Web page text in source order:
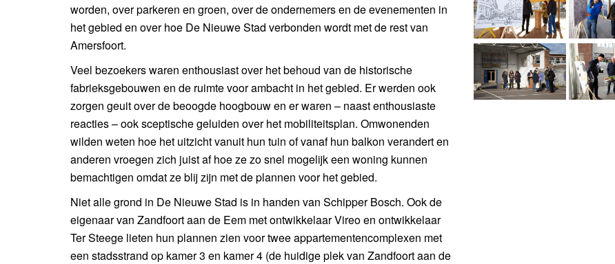
worden, over parkeren en groen, over de ondernemers en de evenementen in
het gebied en over hoe De Nieuwe Stad verbonden wordt met de rest van
Amersfoort.
Veel bezoekers waren enthousiast over het behoud van de historische
fabrieksgebouwen en de ruimte voor ambacht in het gebied. Er werden ook
zorgen geuit over de beoogde hoogbouw en er waren – naast enthousiaste
reacties – ook sceptische geluiden over het mobiliteitsplan. Omwonenden
wilden weten hoe het uitzicht vanuit hun tuin of vanaf hun balkon verandert en
anderen vroegen zich juist af hoe ze zo snel mogelijk een woning kunnen
bemachtigen omdat ze blij zijn met de plannen voor het gebied.
Niet alle grond in De Nieuwe Stad is in handen van Schipper Bosch. Ook de
eigenaar van Zandfoort aan de Eem met ontwikkelaar Vireo en ontwikkelaar
Ter Steege lieten hun plannen zien voor twee appartementencomplexen met
een stadsstrand op kamer 3 en kamer 4 (de huidige plek van Zandfoort aan de